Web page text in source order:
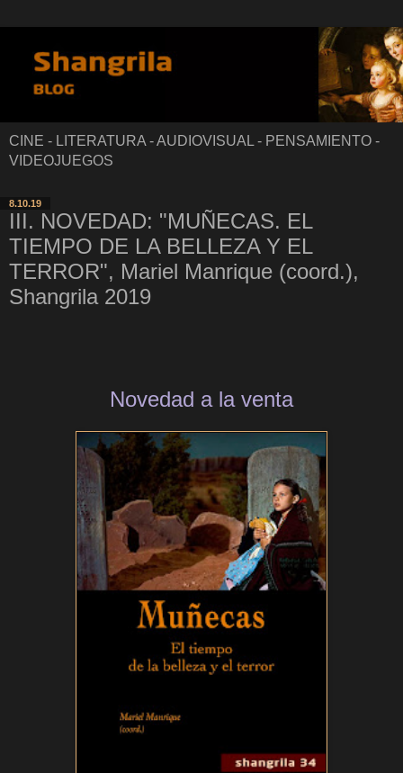
CINE - LITERATURA - AUDIOVISUAL - PENSAMIENTO -
VIDEOJUEGOS
8.10.19
III. NOVEDAD: "MUÑECAS. EL
TIEMPO DE LA BELLEZA Y EL
TERROR", Mariel Manrique (coord.),
Shangrila 2019
Novedad a la venta